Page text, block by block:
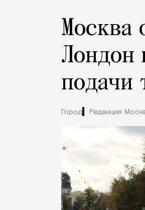
Москва
Лондон
подачи
Город Редакция